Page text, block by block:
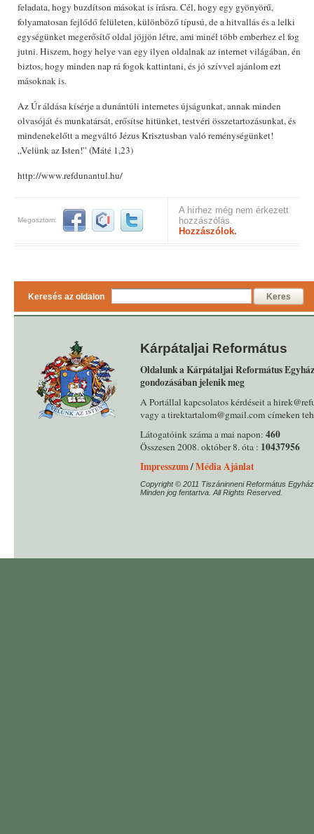
feladata, hogy buzdítson másokat is írásra. Cél, hogy egy gyönyörű,
folyamatosan fejlődő felületen, különböző típusú, de a hitvallás és a lelki
egységünket megerősítő oldal jöjjön létre, ami minél több emberhez el fog
jutni. Hiszem, hogy helye van egy ilyen oldalnak az internet világában, én
biztos, hogy minden nap rá fogok kattintani, és jó szívvel ajánlom ezt
másoknak is.
Az Úr áldása kísérje a dunántúli internetes újságunkat, annak minden
olvasóját és munkatársát, erősítse hitünket, testvéri összetartozásunkat, és
mindenekelőtt a megváltó Jézus Krisztusban való reménységünket!
„Velünk az Isten!” (Máté 1,23)
http://www.refdunantul.hu/
Megosztom:
A hírhez még nem érkezett
hozzászólás.
Hozzászólok.
Keresés az oldalon Keres
Kárpátaljai Református
Oldalunk a Kárpátaljai Református
gondozásában jelenik meg
A Portállal kapcsolatos kérdéseit a
vagy a tirektartalom@gmail.com címeken
Látogatóink száma a mai napon: 460
Összesen 2008. október 8. óta : 10437956
Impresszum/Média Ajánlat
Copyright © 2011 Tiszáninneni Református
Minden jog fentartva. All Rights Reserved.